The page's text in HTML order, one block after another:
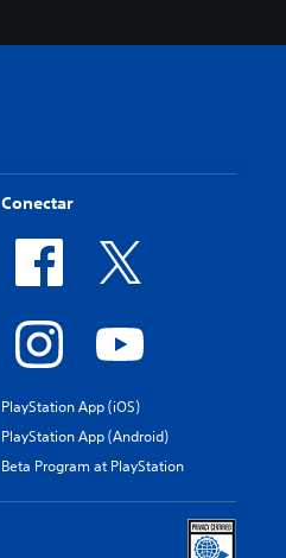
Conectar
PlayStation App (iOS)
PlayStation App (Android)
Beta Program at PlayStation